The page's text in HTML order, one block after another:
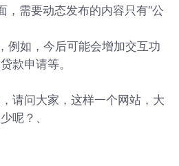
，需要动态发布的内容只有“公
例如，今后可能会增加交互功
款申请等。
请问大家，这样一个网站，大
呢？、